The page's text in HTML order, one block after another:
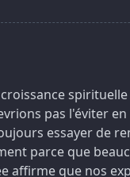
pas l'éviter
essayer de
parce que
affirme que nos